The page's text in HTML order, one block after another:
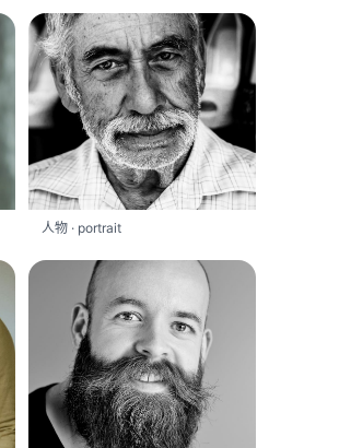
人物 · portrait